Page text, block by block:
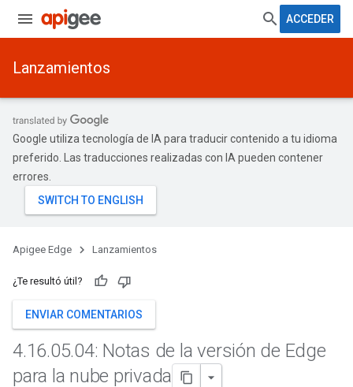
ACCEDER
Lanzamientos
Google utiliza tecnología de IA para traducir contenido a tu idioma
preferido. Las traducciones realizadas con IA pueden contener
errores.
Apigee Edge Lanzamientos
¿Te resultó útil?
ENVIAR COMENTARIOS
4.16.05.04: Notas de la versión de Edge
para la nube privada